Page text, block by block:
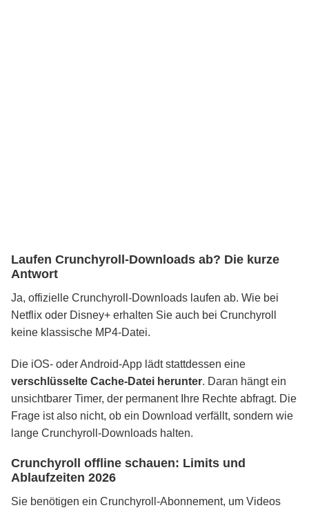
Laufen Crunchyroll-Downloads ab? Die kurze
Antwort
Ja, offizielle Crunchyroll-Downloads laufen ab. Wie bei
Netflix oder Disney+ erhalten Sie auch bei Crunchyroll
keine klassische MP4-Datei.
Die iOS- oder Android-App lädt stattdessen eine
verschlüsselte Cache-Datei herunter. Daran hängt ein
unsichtbarer Timer, der permanent Ihre Rechte abfragt. Die
Frage ist also nicht, ob ein Download verfällt, sondern wie
lange Crunchyroll-Downloads halten.
Crunchyroll offline schauen: Limits und
Ablaufzeiten 2026
Sie benötigen ein Crunchyroll-Abonnement, um Videos